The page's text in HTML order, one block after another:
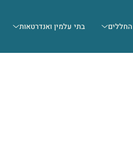
החללים בתי עלמין ואנדרטאות